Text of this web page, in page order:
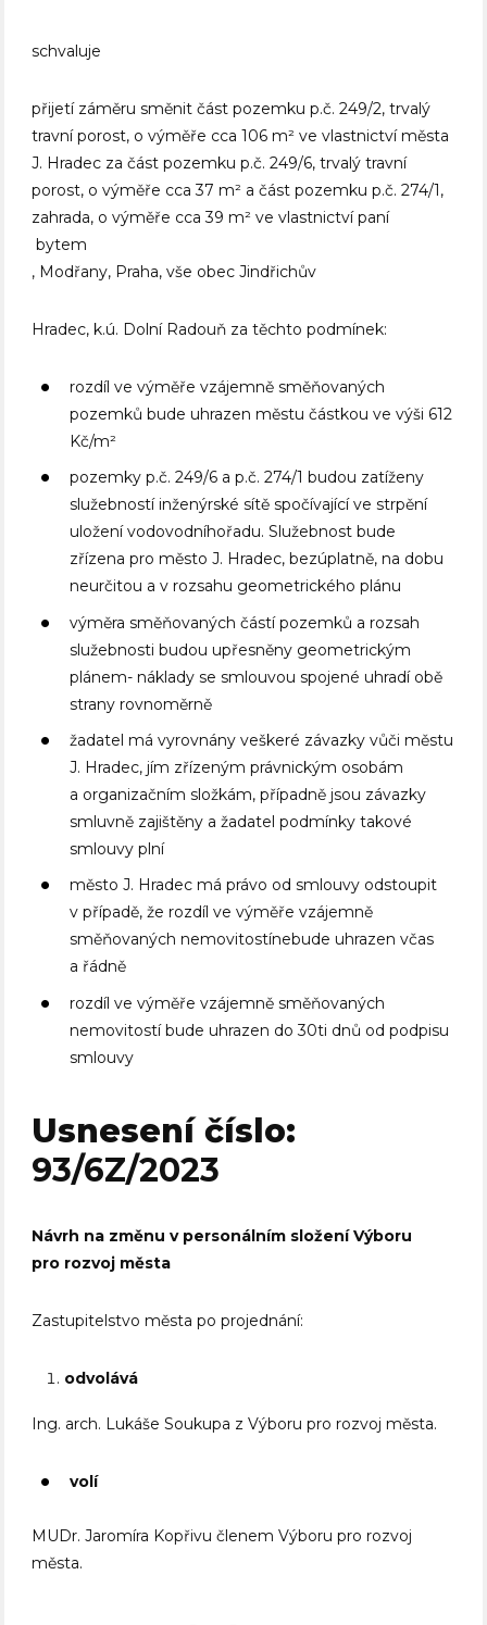
schvaluje
přijetí záměru směnit část pozemku p.č. 249/2, trvalý
travní porost, o výměře cca 106 m² ve vlastnictví města
J. Hradec za část pozemku p.č. 249/6, trvalý travní
porost, o výměře cca 37 m² a část pozemku p.č. 274/1,
zahrada, o výměře cca 39 m² ve vlastnictví paní
bytem
, Modřany, Praha, vše obec Jindřichův
Hradec, k.ú. Dolní Radouň za těchto podmínek:
rozdíl ve výměře vzájemně směňovaných
pozemků bude uhrazen městu částkou ve výši 612
Kč/m²
pozemky p.č. 249/6 a p.č. 274/1 budou zatíženy
služebností inženýrské sítě spočívající ve strpění
uložení vodovodníhořadu. Služebnost bude
zřízena pro město J. Hradec, bezúplatně, na dobu
neurčitou a v rozsahu geometrického plánu
výměra směňovaných částí pozemků a rozsah
služebnosti budou upřesněny geometrickým
plánem- náklady se smlouvou spojené uhradí obě
strany rovnoměrně
žadatel má vyrovnány veškeré závazky vůči městu
J. Hradec, jím zřízeným právnickým osobám
a organizačním složkám, případně jsou závazky
smluvně zajištěny a žadatel podmínky takové
smlouvy plní
město J. Hradec má právo od smlouvy odstoupit
v případě, že rozdíl ve výměře vzájemně
směňovaných nemovitostínebude uhrazen včas
a řádně
rozdíl ve výměře vzájemně směňovaných
nemovitostí bude uhrazen do 30ti dnů od podpisu
smlouvy
Usnesení číslo:
93/6Z/2023
Návrh na změnu v personálním složení Výboru
pro rozvoj města
Zastupitelstvo města po projednání:
odvolává
Ing. arch. Lukáše Soukupa z Výboru pro rozvoj města.
volí
MUDr. Jaromíra Kopřivu členem Výboru pro rozvoj
města.